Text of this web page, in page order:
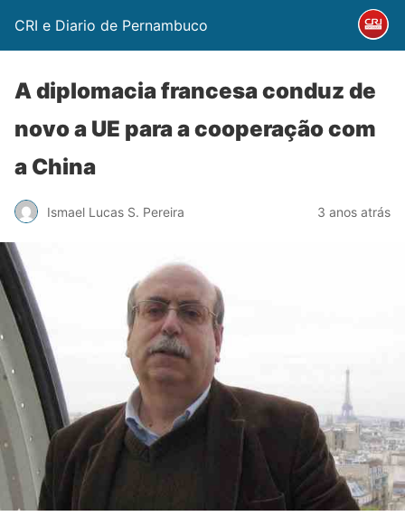
CRI e Diario de Pernambuco
A diplomacia francesa conduz de
novo a UE para a cooperação com
a China
Ismael Lucas S. Pereira 3 anos atrás